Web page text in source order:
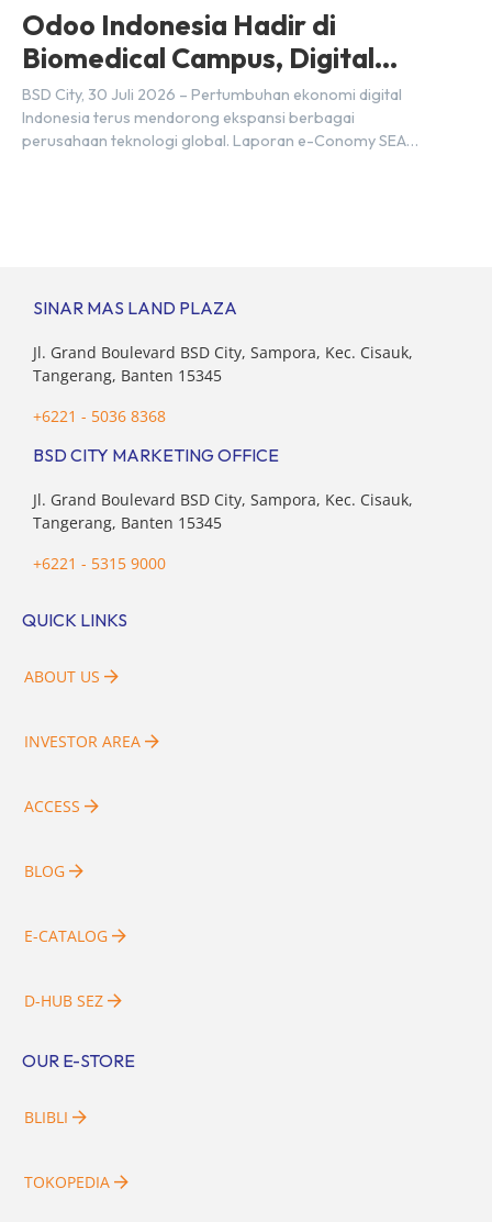
Odoo Indonesia Hadir di
Biomedical Campus, Digital
Hub, BSD City
BSD City, 30 Juli 2026 – Pertumbuhan ekonomi digital
Indonesia terus mendorong ekspansi berbagai
perusahaan teknologi global. Laporan e-Conomy SEA
SINAR MAS LAND PLAZA
Jl. Grand Boulevard BSD City, Sampora, Kec. Cisauk,
Tangerang, Banten 15345
+6221 - 5036 8368
BSD CITY MARKETING OFFICE
Jl. Grand Boulevard BSD City, Sampora, Kec. Cisauk,
Tangerang, Banten 15345
+6221 - 5315 9000
QUICK LINKS
ABOUT US
INVESTOR AREA
ACCESS
BLOG
E-CATALOG
D-HUB SEZ
OUR E-STORE
BLIBLI
TOKOPEDIA